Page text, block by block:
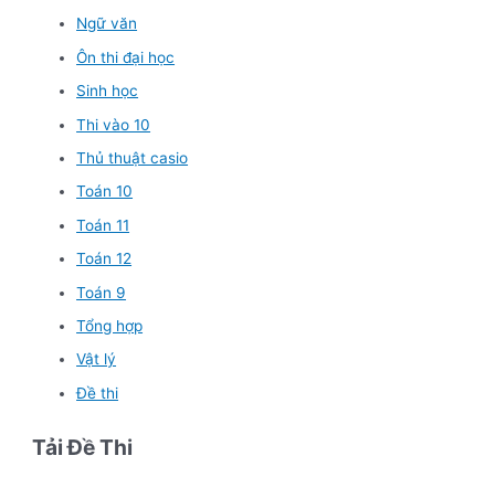
Ngữ văn
Ôn thi đại học
Sinh học
Thi vào 10
Thủ thuật casio
Toán 10
Toán 11
Toán 12
Toán 9
Tổng hợp
Vật lý
Đề thi
Tải Đề Thi